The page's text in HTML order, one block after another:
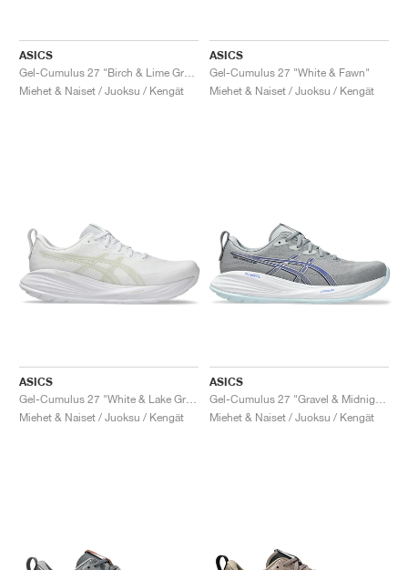
ASICS
Miehet & Naiset / Juoksu / Kengät
ASICS
Gel-Cumulus 27 "White & Fawn"
Miehet & Naiset / Juoksu / Kengät
ASICS
Miehet & Naiset / Juoksu / Kengät
ASICS
Miehet & Naiset / Juoksu / Kengät